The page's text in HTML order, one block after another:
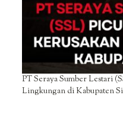
PT Seraya Sumber Lestari
Lingkungan di Kabupaten